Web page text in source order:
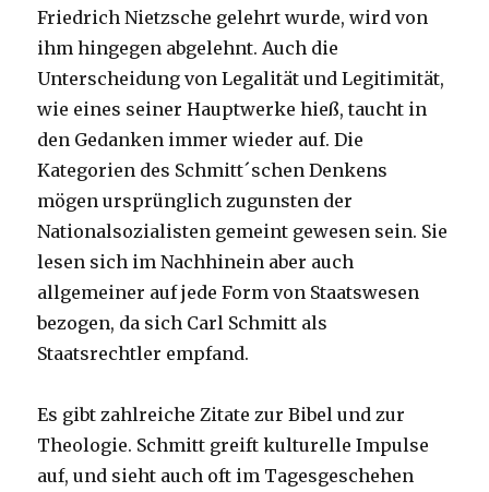
Friedrich Nietzsche gelehrt wurde, wird von
ihm hingegen abgelehnt. Auch die
Unterscheidung von Legalität und Legitimität,
wie eines seiner Hauptwerke hieß, taucht in
den Gedanken immer wieder auf. Die
Kategorien des Schmitt´schen Denkens
mögen ursprünglich zugunsten der
Nationalsozialisten gemeint gewesen sein. Sie
lesen sich im Nachhinein aber auch
allgemeiner auf jede Form von Staatswesen
bezogen, da sich Carl Schmitt als
Staatsrechtler empfand.
Es gibt zahlreiche Zitate zur Bibel und zur
Theologie. Schmitt greift kulturelle Impulse
auf, und sieht auch oft im Tagesgeschehen